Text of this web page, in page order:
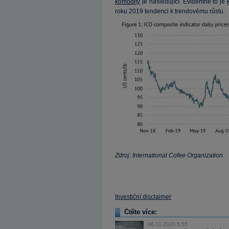
komodity je následující. Evidentně to je
roku 2019 tendenci k trendovému růstu.
Zdroj: International Cofee Organization
Investiční disclaimer
Čtěte více:
06.10.2020 5:55